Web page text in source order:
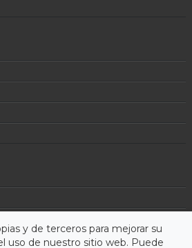
y de terceros para mejorar su
uso de nuestro sitio web. Puede